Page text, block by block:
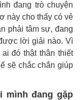
đang trò chuyện
này cho thấy có vẻ
phải tâm sự, đang
lời giải nào. Vì
đó thật thân thiết
sẽ chắc chắn giúp
mình đang gặp